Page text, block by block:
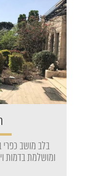
בלב מושב
ומושלמת בדמות